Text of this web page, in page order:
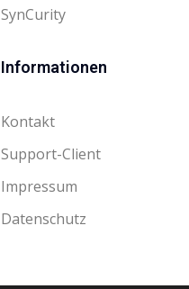
SynCurity
Informationen
Kontakt
Support-Client
Impressum
Datenschutz